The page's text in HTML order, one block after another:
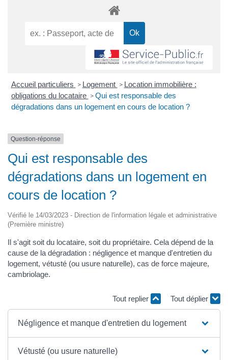
Accueil particuliers > Logement > Location immobilière :
obligations du locataire > Qui est responsable des
dégradations dans un logement en cours de location ?
Question-réponse
Qui est responsable des
dégradations dans un logement en
cours de location ?
Vérifié le 14/03/2023 - Direction de l'information légale et administrative
(Première ministre)
Il s'agit soit du locataire, soit du propriétaire. Cela dépend de la
cause de la dégradation : négligence et manque d'entretien du
logement, vétusté (ou usure naturelle), cas de force majeure,
cambriolage.
Tout replier Tout déplier
Négligence et manque d'entretien du logement
Vétusté (ou usure naturelle)